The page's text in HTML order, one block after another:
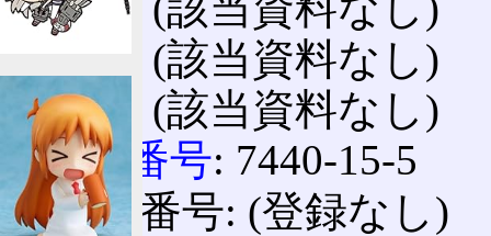
: (該当資料なし)
密度
: (該当資料なし)
CAS番号: 7440-15-5
ICSC番号: (登録なし)